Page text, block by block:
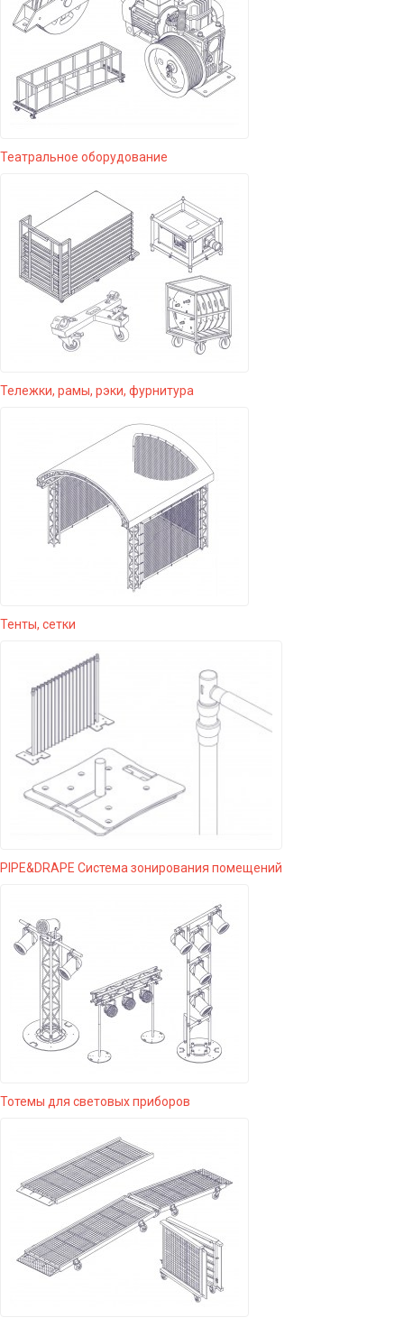
Театральное оборудование
Тележки, рамы, рэки, фурнитура
Тенты, сетки
PIPE&DRAPE Система зонирования помещений
Тотемы для световых приборов